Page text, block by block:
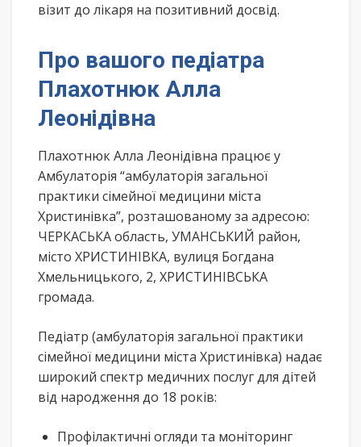
візит до лікаря на позитивний досвід.
Про вашого педіатра
Плахотнюк Алла
Леонідівна
Плахотнюк Алла Леонідівна працює у
Амбулаторія “амбулаторія загальної
практики сімейної медицини міста
Христинівка”, розташованому за адресою:
ЧЕРКАСЬКА область, УМАНСЬКИЙ район,
місто ХРИСТИНІВКА, вулиця Богдана
Хмельницького, 2, ХРИСТИНІВСЬКА
громада.
Педіатр (амбулаторія загальної практики
сімейної медицини міста Христинівка) надає
широкий спектр медичних послуг для дітей
від народження до 18 років:
Профілактичні огляди та моніторинг